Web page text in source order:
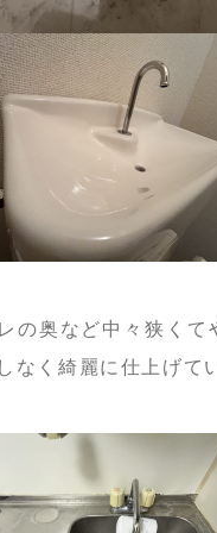
の奥など中々狭く
なく綺麗に仕上げて